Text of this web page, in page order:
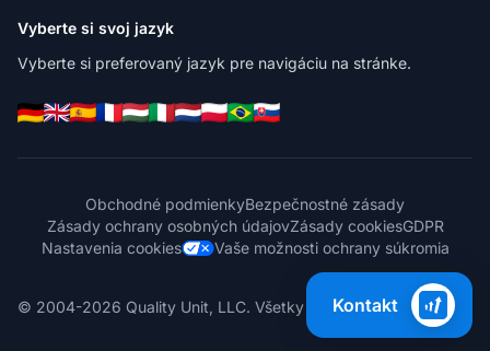
Vyberte si svoj jazyk
Vyberte si preferovaný jazyk pre navigáciu na stránke.
Obchodné podmienkyBezpečnostné zásady
Zásady ochrany osobných údajovZásady cookiesGDPR
Nastavenia cookies
Vaše možnosti ochrany súkromia
© 2004-2026 Quality Unit, LLC. Všetky práva vyhradené.
Kontakt